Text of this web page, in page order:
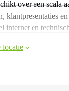
over een scala
klantpresentaties
internet en
locatie